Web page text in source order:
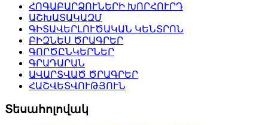
ՀՈԳԱԲԱՐՁՈՒՆԵՐԻ ԽՈՐՀՈՒՐԴ
ԱՇԽԱՏԱԿԱԶՄ
ԳԻՏԱՎԵՐԼՈՒԾԱԿԱՆ ԿԵՆՏՐՈՆ
ԲԻԶՆԵՍ ԾՐԱԳՐԵՐ
ԳՈՐԾԸՆԿԵՐՆԵՐ
ԳՐԱԴԱՐԱՆ
ԱՎԱՐՏՎԱԾ ԾՐԱԳՐԵՐ
ՀԱՇՎԵՏՎՈՒԹՅՈՒՆ
Տեսահոլովակ